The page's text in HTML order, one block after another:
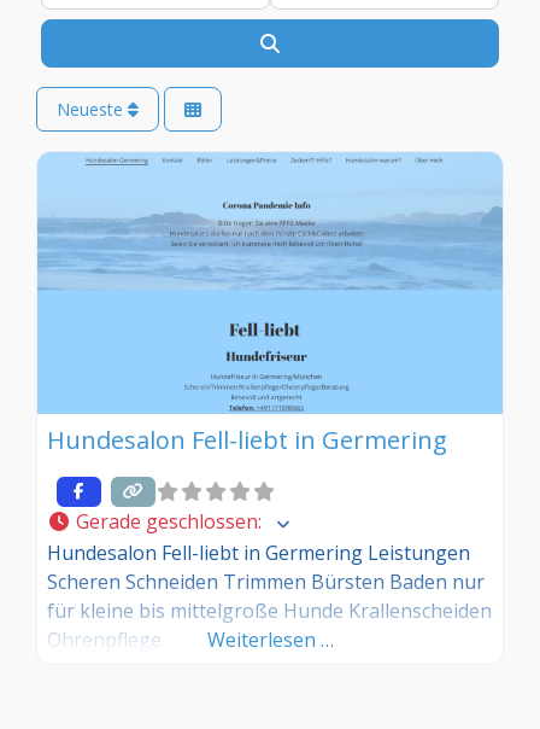
Neueste
Hundesalon Fell-liebt in Germering
Gerade geschlossen:
Hundesalon Fell-liebt in Germering Leistungen
Scheren Schneiden Trimmen Bürsten Baden nur
für kleine bis mittelgroße Hunde Krallenscheiden
Ohrenpflege
Weiterlesen …